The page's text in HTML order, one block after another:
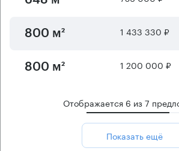
800 м² 1 433 330 ₽
800 м² 1 200 000 ₽
Отображается 6 из7
Показать ещё